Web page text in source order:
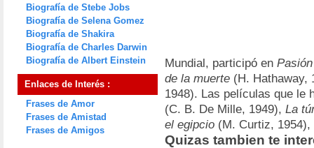
Biografía de Stebe Jobs
Biografía de Selena Gomez
Biografía de Shakira
Biografía de Charles Darwin
Biografía de Albert Einstein
Enlaces de Interés :
Frases de Amor
Frases de Amistad
Frases de Amigos
Mundial, participó en
de la muerte (H. Hathaway,
1948). Las películas que le
(C. B. De Mille, 1949), La
el egipcio (M. Curtiz,
Quizas tambien te